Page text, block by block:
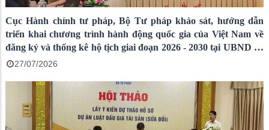
Cục Hành chính tư pháp, Bộ Tư pháp khảo sát, hướng dẫn
triển khai chương trình hành động quốc gia của Việt Nam về
đăng ký và thống kê hộ tịch giai đoạn 2026 - 2030 tại UBND xã
Sơn Kiên và UBND xã Cù Lao Giêng
27/07/2026